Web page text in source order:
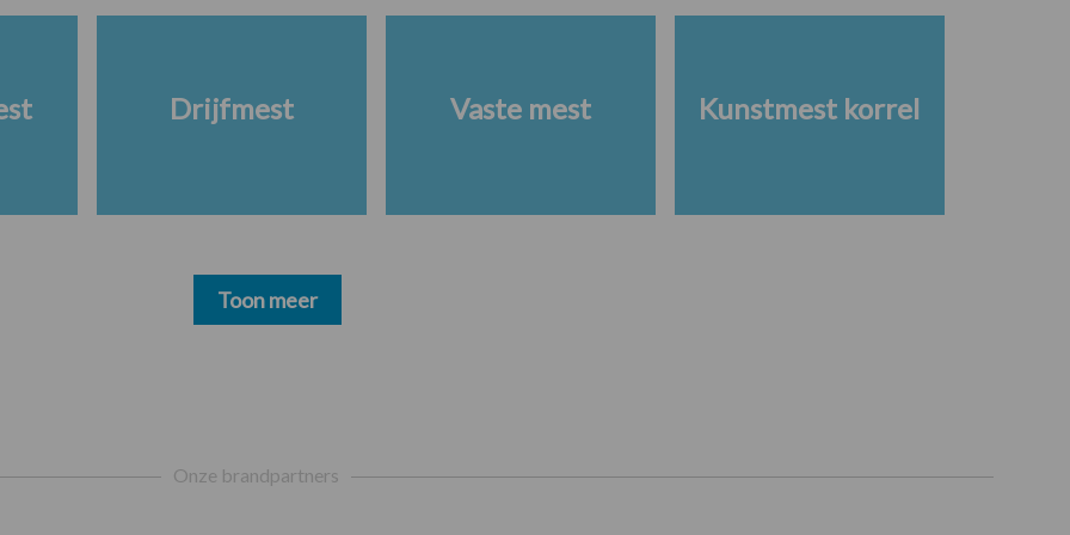
Drijfmest Vaste mest Kunstmest korrel
Toon meer
Onze brandpartners